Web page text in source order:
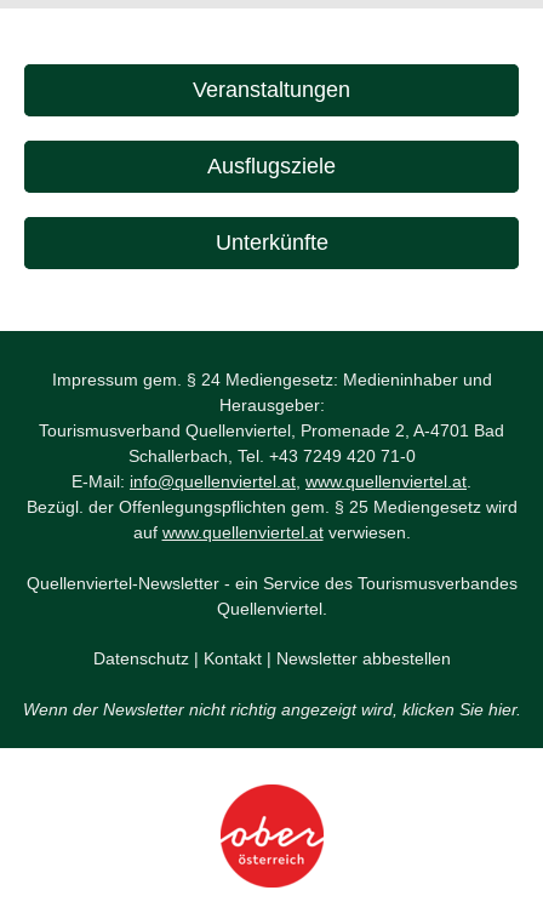
Veranstaltungen
Ausflugsziele
Unterkünfte
Impressum gem. § 24 Mediengesetz: Medieninhaber und
Herausgeber:
Tourismusverband Quellenviertel, Promenade 2, A-4701 Bad
Schallerbach, Tel. +43 7249 420 71-0
E-Mail: info@quellenviertel.at www.quellenviertel.at
Bezügl. der Offenlegungspflichten gem. § 25 Mediengesetz wird
auf www.quellenviertel.atverwiesen.
Quellenviertel-Newsletter - ein Service des Tourismusverbandes
Quellenviertel.
Datenschutz| Kontakt| Newsletter abbestellen
Wenn der Newsletter nicht richtig angezeigt wird, klicken Sie hier.